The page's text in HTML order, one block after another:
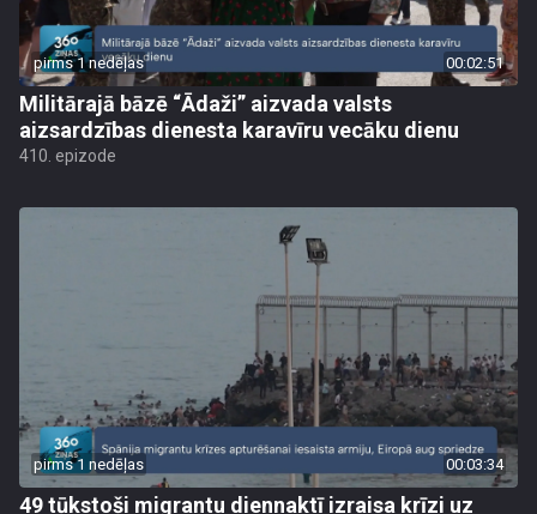
pirms 1 nedēļas 00:02:51
Militārajā bāzē “Ādaži” aizvada valsts
aizsardzības dienesta karavīru vecāku dienu
410. epizode
pirms 1 nedēļas 00:03:34
49 tūkstoši migrantu diennaktī izraisa krīzi uz